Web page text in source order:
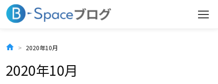
コ
テ
ン
2020年10月
2020年10月